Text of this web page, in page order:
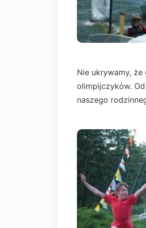
Nie ukrywamy, że
olimpijczyków.
naszego